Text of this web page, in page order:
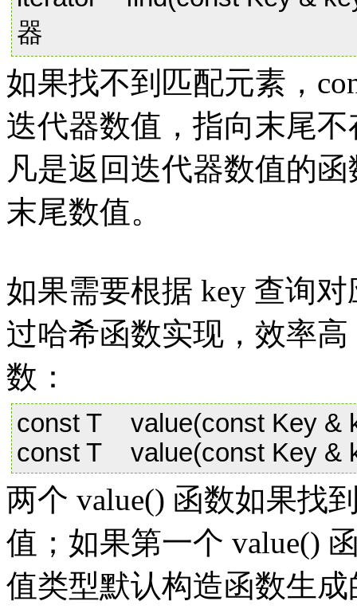
器
如果找不到匹配元素，
迭代器数值，指向末尾
凡是返回迭代器数值的
末尾数值。
如果需要根据 key 查询
过哈希函数实现，效率
数：
const T value(const Key &
const T value(const Key &
两个 value() 函数如果找
值；如果第一个 value()
值类型默认构造函数生